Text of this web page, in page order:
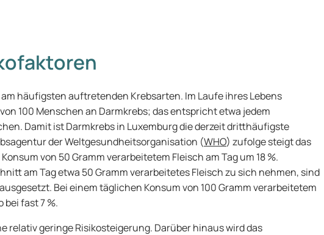
häufigsten auftretenden Krebsarten. Im Laufe ihres Lebens
100 Menschen an Darmkrebs; das entspricht etwa jedem
Damit ist Darmkrebs in Luxemburg die derzeit dritthäufigste
der Weltgesundheitsorganisation (WHO) zufolge steigt das
von 50 Gramm verarbeitetem Fleisch am Tag um 18 %.
am Tag etwa 50 Gramm verarbeitetes Fleisch zu sich nehmen, sind
Bei einem täglichen Konsum von 100 Gramm verarbeitetem
bei fast 7 %.
relativ geringe Risikosteigerung. Darüber hinaus wird das